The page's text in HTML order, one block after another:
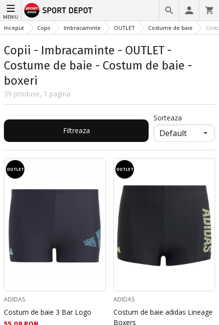
MENIU
Inceput Copii Imbracaminte OUTLET Costume de baie
Copii - Imbracaminte - OUTLET -
Costume de baie - Costum de baie -
boxeri
39 produse, 1 pagina
Filtreaza
Sorteaza
OUTLET
ADIDAS
Costum de baie 3 Bar Logo
OUTLET
ADIDAS
Costum de baie adidas Lineage
Boxers